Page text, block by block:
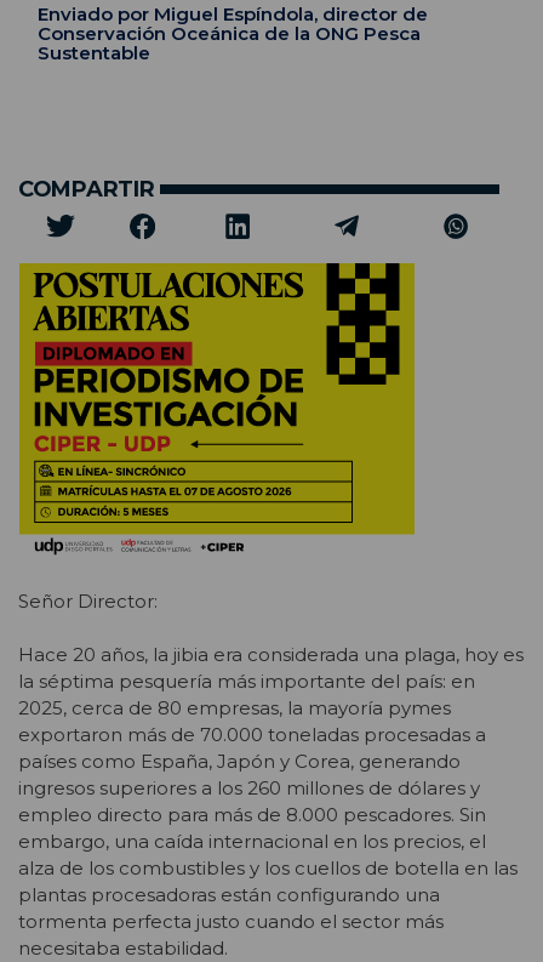
Enviado por Miguel Espíndola, director de
Conservación Oceánica de la ONG Pesca
Sustentable
COMPARTIR
Señor Director:
Hace 20 años, la jibia era considerada una plaga, hoy es
la séptima pesquería más importante del país: en
2025, cerca de 80 empresas, la mayoría pymes
exportaron más de 70.000 toneladas procesadas a
países como España, Japón y Corea, generando
ingresos superiores a los 260 millones de dólares y
empleo directo para más de 8.000 pescadores. Sin
embargo, una caída internacional en los precios, el
alza de los combustibles y los cuellos de botella en las
plantas procesadoras están configurando una
tormenta perfecta justo cuando el sector más
necesitaba estabilidad.